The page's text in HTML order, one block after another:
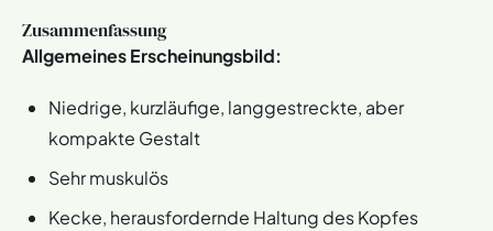
Zusammenfassung
Allgemeines Erscheinungsbild:
Niedrige, kurzläufige, langgestreckte, aber
kompakte Gestalt
Sehr muskulös
Kecke, herausfordernde Haltung des Kopfes